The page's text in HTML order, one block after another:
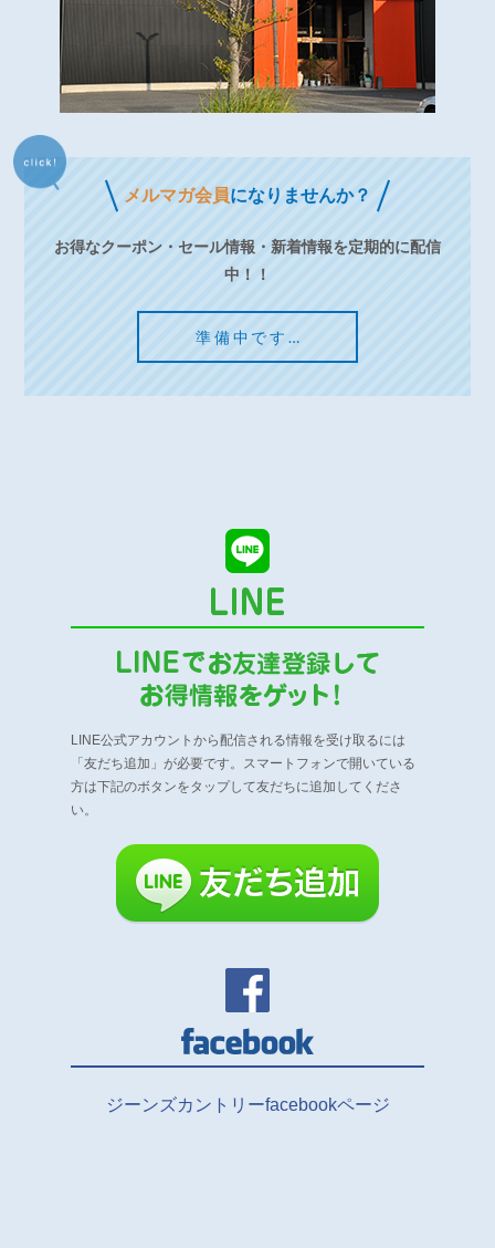
メルマガ会員になりませんか？
お得なクーポン・セール情報・新着情報を定期的に配信
中！！
準備中です…
LINE公式アカウントから配信される情報を受け取るには
「友だち追加」が必要です。 スマートフォンで開いている
方は下記のボタンをタップして友だちに追加してくださ
い。
ジーンズカントリーfacebookページ